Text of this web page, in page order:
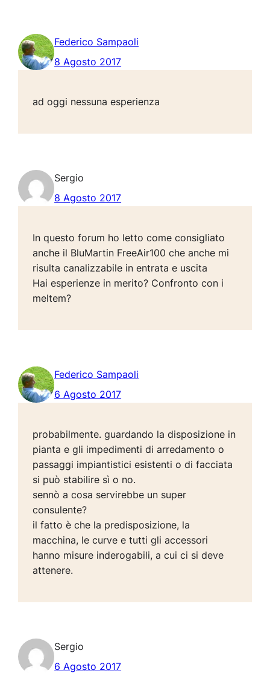
Federico Sampaoli
8 Agosto 2017
ad oggi nessuna esperienza
Sergio
8 Agosto 2017
In questo forum ho letto come consigliato
anche il BluMartin FreeAir100 che anche mi
risulta canalizzabile in entrata e uscita
Hai esperienze in merito? Confronto con i
meltem?
Federico Sampaoli
6 Agosto 2017
probabilmente. guardando la disposizione in
pianta e gli impedimenti di arredamento o
passaggi impiantistici esistenti o di facciata
si può stabilire sì o no.
sennò a cosa servirebbe un super
consulente?
il fatto è che la predisposizione, la
macchina, le curve e tutti gli accessori
hanno misure inderogabili, a cui ci si deve
attenere.
Sergio
6 Agosto 2017